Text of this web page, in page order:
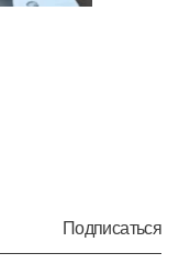
Подписаться